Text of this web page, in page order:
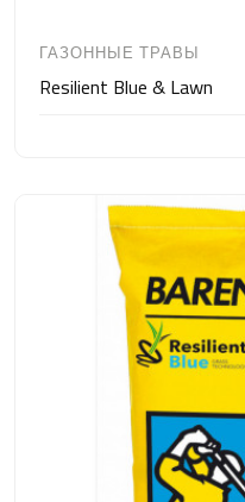
ГАЗОННЫЕ ТРАВЫ
Resilient Blue & Lawn